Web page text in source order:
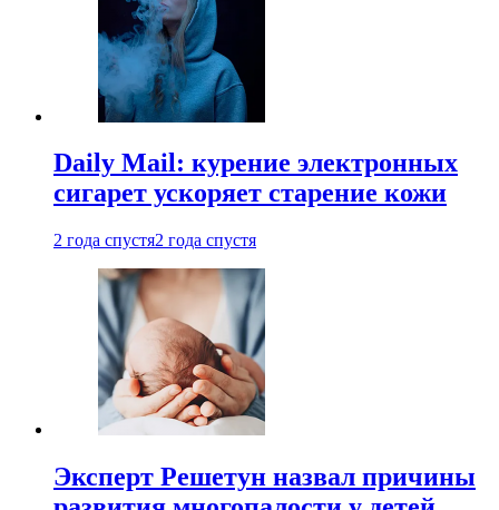
Daily Mail: курение электронных
сигарет ускоряет старение кожи
2 года спустя2 года спустя
Эксперт Решетун назвал причины